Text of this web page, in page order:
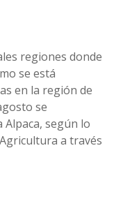
regiones donde
se está
en la región de
se
Alpaca, según lo
a través